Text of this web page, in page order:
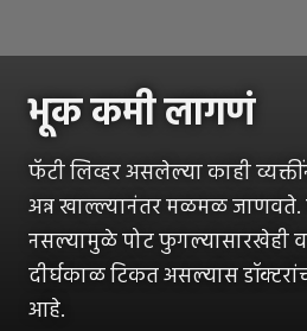
भूक कमी लागणं
फॅटी लिव्हर असलेल्या काही
अन्न खाल्ल्यानंतर मळमळ जाणवते.
नसल्यामुळे पोट फुगल्यासारखेही
दीर्घकाळ टिकत असल्यास
आहे.